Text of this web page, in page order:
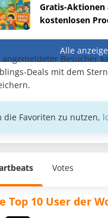
Gratis-Aktionen
kostenlosen
Alle
angemeldeter Besucher
Deals mit dem
die Favoriten zu nutzen,
Votes
Top 10 User der